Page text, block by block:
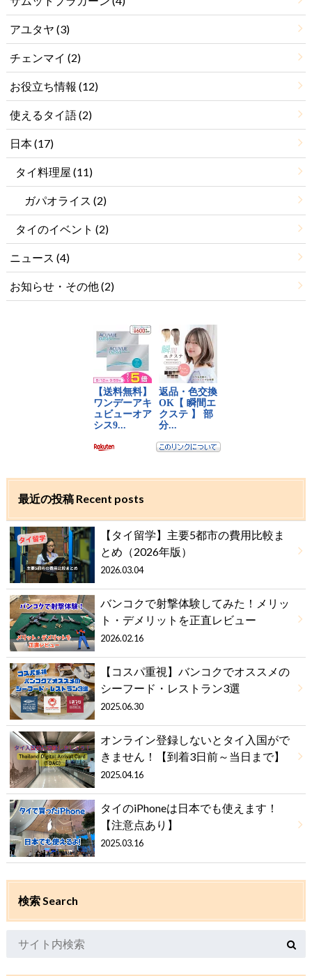
アユタヤ (3)
チェンマイ (2)
お役立ち情報 (12)
使えるタイ語(2)
日本(17)
タイ料理屋 (11)
ガパオライス (2)
タイのイベント (2)
ニュース (4)
お知らせ・その他(2)
最近の投稿 Recent posts
【タイ留学】主要5都市の費用比較ま
とめ（2026年版）
2026.03.04
バンコクで射撃体験してみた！メリッ
ト・デメリットを正直レビュー
2026.02.16
【コスパ重視】バンコクでオススメの
シーフード・レストラン3選
2025.06.30
オンライン登録しないとタイ入国がで
きません！【到着3日前～当日まで】
2025.04.16
タイのiPhoneは日本でも使えます！
【注意点あり】
2025.03.16
検索 Search